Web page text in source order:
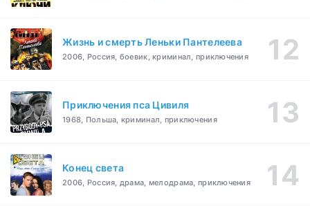
Жизнь и смерть Леньки Пантелеева
2006, Россия, боевик, криминал, приключения
Приключения пса Цивиля
1968, Польша, криминал, приключения
Конец света
2006, Россия, драма, мелодрама, приключения